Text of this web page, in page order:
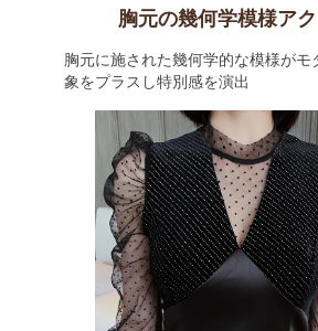
胸元の幾何学模様ア
胸元に施された幾何学的な模様がモ
象をプラスし特別感を演出